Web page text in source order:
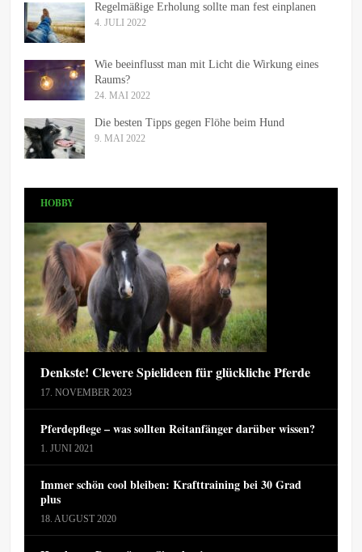
Regelmäßige Erholung sollte man fest einplanen
4. JULI 2022
Wie beeinflusst man mit Licht die Wirkung eines
Raums?
24. MAI 2022
Die besten Tipps gegen Flöhe beim Hund
9. MAI 2022
HOBBY
Denkste! Clevere Spielideen für glückliche Pferde
17. NOVEMBER 2023
Pferdepflege – was sollten Reitanfänger darüber wissen?
1. JUNI 2021
Immer schön cool bleiben: Krafttraining bei 30 Grad
plus
18. AUGUST 2020